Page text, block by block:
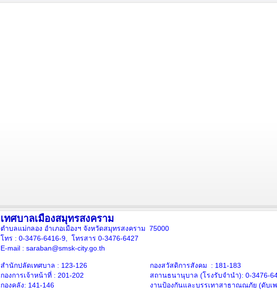
เทศบาลเมืองสมุทรสงคราม
ตำบลแม่กลอง อำเภอเมืองฯ จังหวัดสมุทรสงคราม 75000
โทร : 0-3476-6416-9, โทรสาร 0-3476-6427
E-mail : saraban@smsk-city.go.th
สำนักปลัดเทศบาล : 123-126
กองการเจ้าหน้าที่ : 201-202
กองคลัง: 141-146
กองสวัสดิการสังคม : 181-183
สถานธนานุบาล (โรงรับจำนำ): 0-3476-
งานป้องกันและบรรเทาสาธาณณภัย (ดับเ